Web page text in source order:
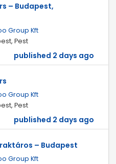
– Budapest,
Group Kft
Pest
published 2 days ago
Group Kft
Pest
published 2 days ago
– Budapest
Group Kft